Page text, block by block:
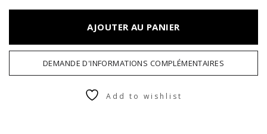
AJOUTER AU PANIER
DEMANDE D'INFORMATIONS COMPLÉMENTAIRES
Add to wishlist